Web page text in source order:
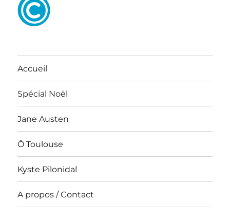
Accueil
Spécial Noël
Jane Austen
Ô Toulouse
Kyste Pilonidal
A propos / Contact